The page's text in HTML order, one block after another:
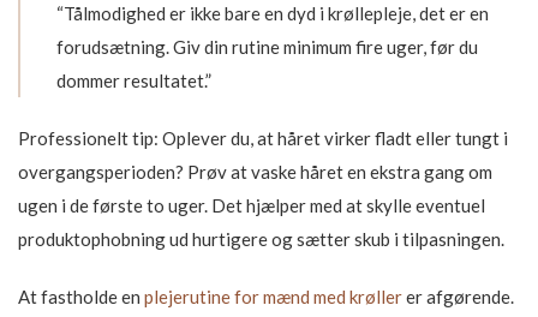
“Tålmodighed er ikke bare en dyd i krøllepleje, det er en
forudsætning. Giv din rutine minimum fire uger, før du
dommer resultatet.”
Professionelt tip: Oplever du, at håret virker fladt eller tungt i
overgangsperioden? Prøv at vaske håret en ekstra gang om
ugen i de første to uger. Det hjælper med at skylle eventuel
produktophobning ud hurtigere og sætter skub i tilpasningen.
At fastholde en plejerutine for mænd med krøllerer afgørende.